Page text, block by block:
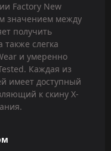
Factory New
значением между
получить
слегка
и умеренно
Каждая из
имеет доступный
к скину X-